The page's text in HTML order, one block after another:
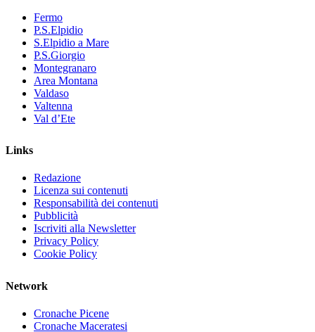
Fermo
P.S.Elpidio
S.Elpidio a Mare
P.S.Giorgio
Montegranaro
Area Montana
Valdaso
Valtenna
Val d’Ete
Links
Redazione
Licenza sui contenuti
Responsabilità dei contenuti
Pubblicità
Iscriviti alla Newsletter
Privacy Policy
Cookie Policy
Network
Cronache Picene
Cronache Maceratesi